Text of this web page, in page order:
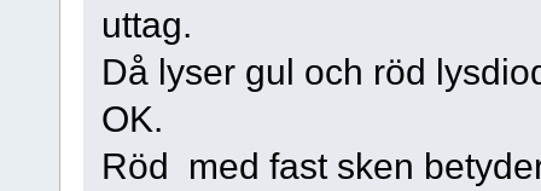
uttag.
Då lyser gul och röd
OK.
Röd med fast sken